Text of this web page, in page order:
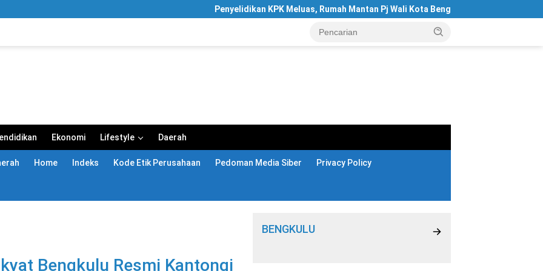
Penyelidikan KPK Meluas, Rumah Mantan Pj Wali Kota Bengkulu Digeledah
Ekonomi Lifestyle Daerah
Home Indeks Kode Etik Perusahaan Pedoman Media Siber Privacy Policy
Bengkulu Resmi Kantongi
BENGKULU